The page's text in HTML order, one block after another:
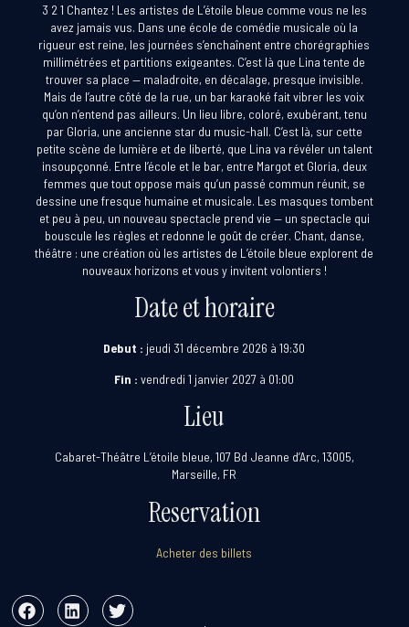
3 2 1 Chantez ! Les artistes de L’étoile bleue comme vous ne les
avez jamais vus. Dans une école de comédie musicale où la
rigueur est reine, les journées s’enchaînent entre chorégraphies
millimétrées et partitions exigeantes. C’est là que Lina tente de
trouver sa place — maladroite, en décalage, presque invisible.
Mais de l’autre côté de la rue, un bar karaoké fait vibrer les voix
qu’on n’entend pas ailleurs. Un lieu libre, coloré, exubérant, tenu
par Gloria, une ancienne star du music-hall. C’est là, sur cette
petite scène de lumière et de liberté, que Lina va révéler un talent
insoupçonné. Entre l’école et le bar, entre Margot et Gloria, deux
femmes que tout oppose mais qu’un passé commun réunit, se
dessine une fresque humaine et musicale. Les masques tombent
et peu à peu, un nouveau spectacle prend vie — un spectacle qui
bouscule les règles et redonne le goût de créer. Chant, danse,
théâtre : une création où les artistes de L’étoile bleue explorent de
nouveaux horizons et vous y invitent volontiers !
Date et horaire
Debut : jeudi 31 décembre 2026 à 19:30
Fin : vendredi 1 janvier 2027 à 01:00
Lieu
Cabaret-Théâtre L’étoile bleue, 107 Bd Jeanne d’Arc, 13005,
Marseille, FR
Reservation
Acheter des billets